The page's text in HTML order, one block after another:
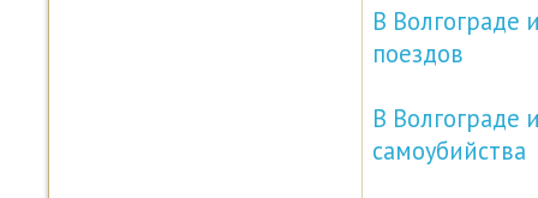
В Волгограде
поездов
В Волгограде
самоубийства